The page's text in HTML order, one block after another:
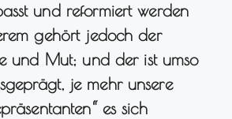
und reformiert werden
gehört jedoch der
und Mut; und der ist umso
je mehr unsere
es sich